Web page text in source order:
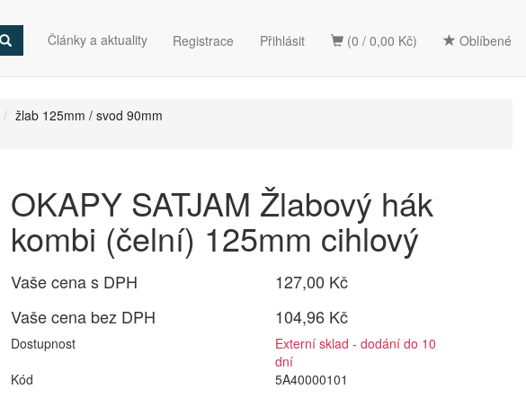
(0 / 0,00 Kč) Oblíbené
Články a aktuality Registrace Přihlásit
žlab 125mm / svod 90mm
OKAPY SATJAM Žlabový hák
kombi (čelní) 125mm cihlový
Vaše cena s DPH
127,00 Kč
Vaše cena bez DPH
104,96 Kč
Dostupnost
Externí sklad - dodání do 10
dní
Kód
5A40000101